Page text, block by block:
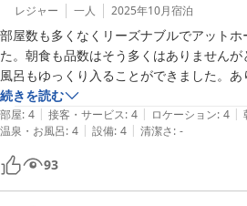
レジャー 一人 2025年10月宿泊
部屋数も多くなくリーズナブルでアット
た。朝食も品数はそう多くはありません
風呂もゆっくり入ることができました。あ
続きを読む
部屋: 4 | 接客・サービス: 4 | ロケーション: 4 |
温泉・お風呂: 4 | 設備: 4 | 清潔さ: -
93